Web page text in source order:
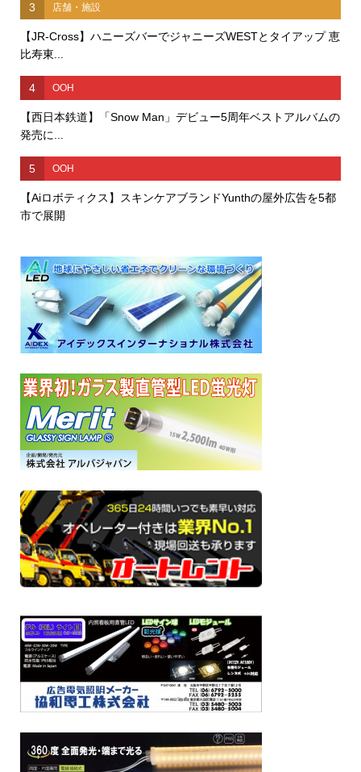
3 店舗・施設
【JR-Cross】ハニーズバーでジャニーズWESTとタイアップ 恵
比寿東...
4 OOH
【西日本鉄道】「Snow Man」デビュー5周年ベストアルバムの
発売に...
5 OOH
【Aiロボティクス】スキンケアブランドYunthの屋外広告を5都
市で展開